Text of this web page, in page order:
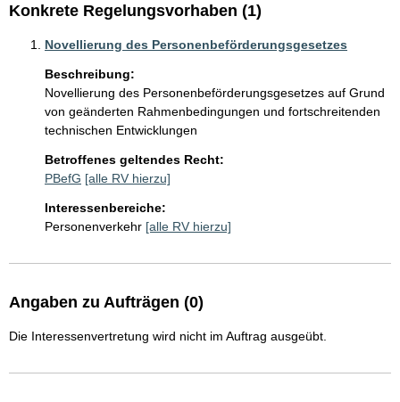
Konkrete Regelungsvorhaben (1)
Novellierung des Personenbeförderungsgesetzes
Beschreibung:
Novellierung des Personenbeförderungsgesetzes auf Grund
von geänderten Rahmenbedingungen und fortschreitenden
technischen Entwicklungen
Betroffenes geltendes Recht:
PBefG [alle RV hierzu]
Interessenbereiche:
Personenverkehr [alle RV hierzu]
Angaben zu Aufträgen (0)
Die Interessenvertretung wird nicht im Auftrag ausgeübt.